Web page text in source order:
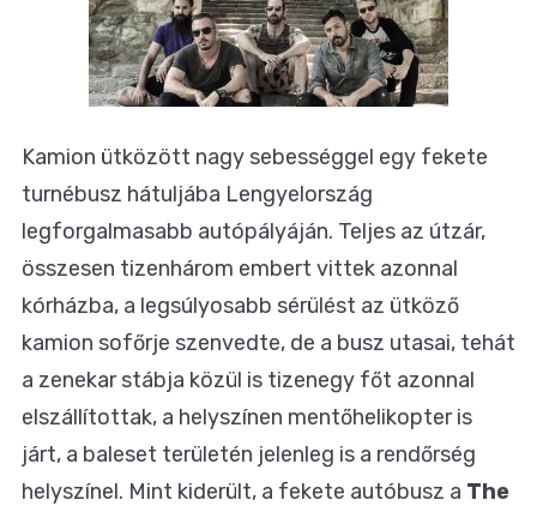
Kamion ütközött nagy sebességgel egy fekete
turnébusz hátuljába Lengyelország
legforgalmasabb autópályáján. Teljes az útzár,
összesen tizenhárom embert vittek azonnal
kórházba, a legsúlyosabb sérülést az ütköző
kamion sofőrje szenvedte, de a busz utasai, tehát
a zenekar stábja közül is tizenegy főt azonnal
elszállítottak, a helyszínen mentőhelikopter is
járt, a baleset területén jelenleg is a rendőrség
helyszínel. Mint kiderült, a fekete autóbusz a The